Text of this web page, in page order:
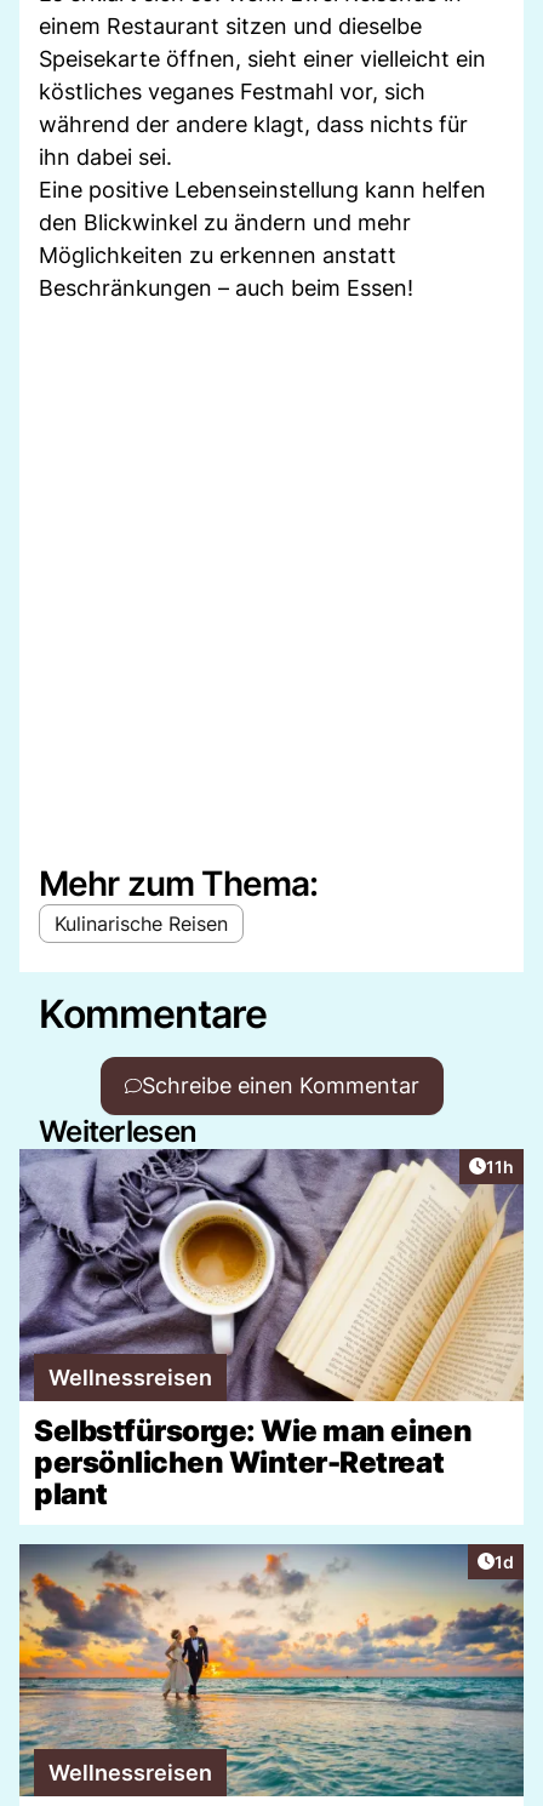
einem Restaurant sitzen und dieselbe
Speisekarte öffnen, sieht einer vielleicht ein
köstliches veganes Festmahl vor, sich
während der andere klagt, dass nichts für
ihn dabei sei.
Eine positive Lebenseinstellung kann helfen
den Blickwinkel zu ändern und mehr
Möglichkeiten zu erkennen anstatt
Beschränkungen – auch beim Essen!
Mehr zum Thema:
Kulinarische Reisen
Kommentare
Schreibe einen Kommentar
Weiterlesen
11h
Wellnessreisen
Selbstfürsorge: Wie man einen
persönlichen Winter-Retreat
plant
1d
Wellnessreisen